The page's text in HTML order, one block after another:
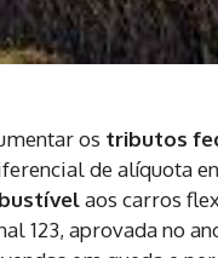
os tributos
de alíquota
aos carros
123, aprovada no